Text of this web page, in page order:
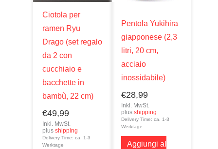
Ciotola per
ramen Ryu
Drago (set regalo
da 2 con
cucchiaio e
bacchette in
bambù, 22 cm)
€49,99
Inkl. MwSt.
plusshipping
Delivery Time: ca. 1-3
Werktage
Pentola Yukihira
giapponese (2,3
litri, 20 cm,
acciaio
inossidabile)
€28,99
Inkl. MwSt.
plusshipping
Delivery Time: ca. 1-3
Werktage
Aggiungi al